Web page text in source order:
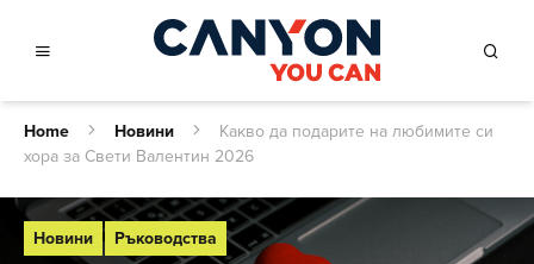
Home Новини
Какво да подарите на любимите си
хора за Свети Валентин 2026
Новини Ръководства